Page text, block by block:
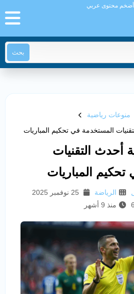
أضخم محتوى عربي
بحث
منوعات رياضية
المستخدمة في تحكيم المباريات
أحدث التقنيات
المباريات
الرياضة
منذ 9 أشهر